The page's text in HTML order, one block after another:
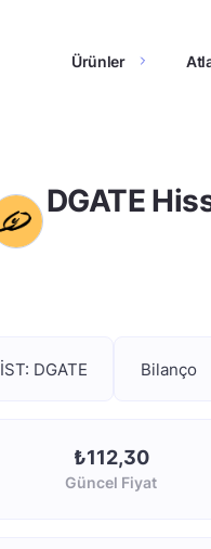
Ürünler
DGATE
İST: DGATE Bilanço
₺112,30
Güncel Fiyat